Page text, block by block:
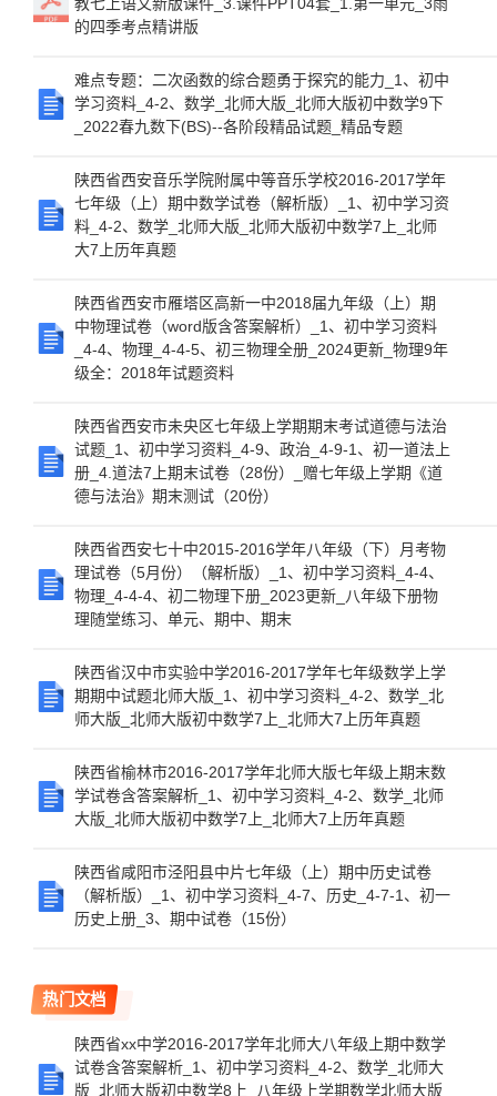
的四季考点精讲版
难点专题：二次函数的综合题勇于探究的能力_1、初中
学习资料_4-2、数学_北师大版_北师大版初中数学9下
_2022春九数下(BS)--各阶段精品试题_精品专题
陕西省西安音乐学院附属中等音乐学校2016-2017学年
七年级（上）期中数学试卷（解析版）_1、初中学习资
料_4-2、数学_北师大版_北师大版初中数学7上_北师
大7上历年真题
陕西省西安市雁塔区高新一中2018届九年级（上）期
中物理试卷（word版含答案解析）_1、初中学习资料
_4-4、物理_4-4-5、初三物理全册_2024更新_物理9年
级全：2018年试题资料
陕西省西安市未央区七年级上学期期末考试道德与法治
试题_1、初中学习资料_4-9、政治_4-9-1、初一道法上
册_4.道法7上期末试卷（28份）_赠七年级上学期《道
德与法治》期末测试（20份）
陕西省西安七十中2015-2016学年八年级（下）月考物
理试卷（5月份）（解析版）_1、初中学习资料_4-4、
物理_4-4-4、初二物理下册_2023更新_八年级下册物
理随堂练习、单元、期中、期末
陕西省汉中市实验中学2016-2017学年七年级数学上学
期期中试题北师大版_1、初中学习资料_4-2、数学_北
师大版_北师大版初中数学7上_北师大7上历年真题
陕西省榆林市2016-2017学年北师大版七年级上期末数
学试卷含答案解析_1、初中学习资料_4-2、数学_北师
大版_北师大版初中数学7上_北师大7上历年真题
陕西省咸阳市泾阳县中片七年级（上）期中历史试卷
（解析版）_1、初中学习资料_4-7、历史_4-7-1、初一
历史上册_3、期中试卷（15份）
热门文档
陕西省xx中学2016-2017学年北师大八年级上期中数学
试卷含答案解析_1、初中学习资料_4-2、数学_北师大
版_北师大版初中数学8上_八年级上学期数学北师大版